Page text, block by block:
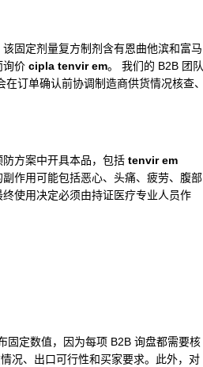
固定剂量复方制剂含有恩曲他滨和富马
询价 cipla tenvir em。 我们的 B2B 团队
订单确认前协调制造商供货情况核查、
方案中开具本品，包括 tenvir em
作用可能包括恶心、头痛、疲劳、腹部
使用决定必须由持证医疗专业人员作
固定数值，因为每项 B2B 询盘都需要核
况、出口可行性和买家要求。此外，对